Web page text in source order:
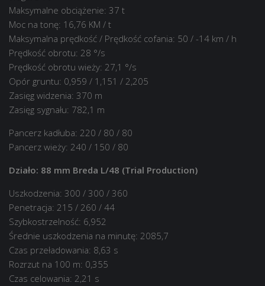
Maksymalne obciążenie: 37 t
Moc na tonę: 16,76 KM / t
Maksymalna prędkość / Prędkość cofania: 50 / -14 km / h
Prędkość obrotu: 28 °/s
Prędkość obrotu wieży: 27,1 °/s
Opór gruntu: 0,959 / 1,151 / 2,205
Zasięg widzenia: 370 m
Zasięg sygnału: 782,1 m
Pancerz kadłuba: 220 / 80 / 80
Pancerz wieży: 240 / 150 / 80
Działo: 88 mm Breda L/48 (Trial Production)
Uszkodzenia: 300 / 300 / 360
Penetracja: 215 / 260 / 44
Szybkostrzelność: 6,952
Średnie uszkodzenia na minutę: 2085,7
Czas przeładowania: 8,63 s
Rozrzut na 100 m: 0,355
Czas celowania: 2,21 s